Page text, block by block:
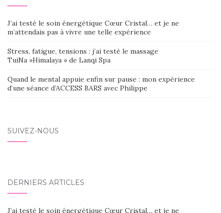
J’ai testé le soin énergétique Cœur Cristal… et je ne
m’attendais pas à vivre une telle expérience
Stress, fatigue, tensions : j’ai testé le massage
TuiNa »Himalaya » de Lanqi Spa
Quand le mental appuie enfin sur pause : mon expérience
d’une séance d’ACCESS BARS avec Philippe
SUIVEZ-NOUS
DERNIERS ARTICLES
J’ai testé le soin énergétique Cœur Cristal… et je ne